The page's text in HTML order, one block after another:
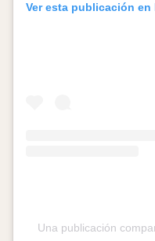
Ver esta publicación en
Una publicación